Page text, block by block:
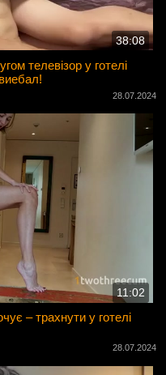
38:08
телевізор у готелі
28.07.2024
11:02
– трахнути у готелі
28.07.2024